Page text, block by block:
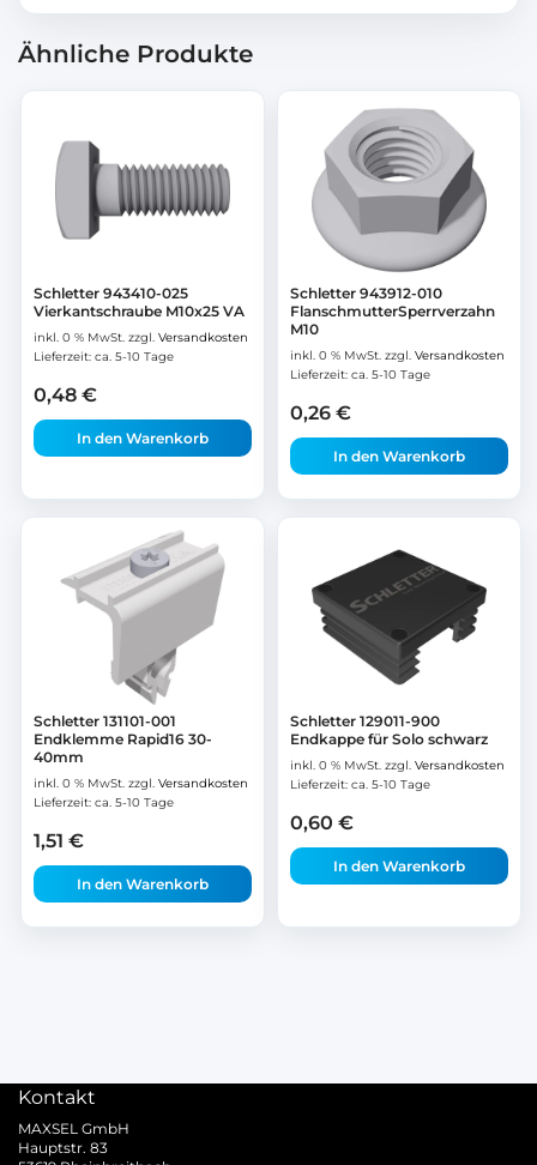
Ähnliche Produkte
Schletter 943410-025
Vierkantschraube M10x25 VA
inkl. 0 % MwSt. zzgl. Versandkosten
Lieferzeit: ca. 5-10 Tage
0,48 €
In den Warenkorb
Schletter 943912-010
FlanschmutterSperrverzahn
M10
inkl. 0 % MwSt. zzgl. Versandkosten
Lieferzeit: ca. 5-10 Tage
0,26 €
In den Warenkorb
Schletter 131101-001
Endklemme Rapid16 30-
40mm
inkl. 0 % MwSt. zzgl. Versandkosten
Lieferzeit: ca. 5-10 Tage
1,51 €
In den Warenkorb
Schletter 129011-900
Endkappe für Solo schwarz
inkl. 0 % MwSt. zzgl. Versandkosten
Lieferzeit: ca. 5-10 Tage
0,60 €
In den Warenkorb
Kontakt
MAXSEL GmbH
Hauptstr. 83